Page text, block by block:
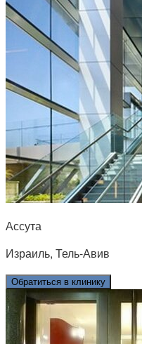
Ассута
Израиль, Тель-Авив
Обратиться в клинику